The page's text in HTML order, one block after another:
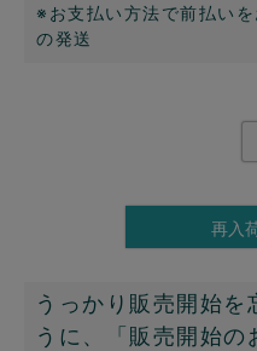
※お支払い方法で前払い
の発送
再入
うっかり販売開始を
うに、「販売開始の